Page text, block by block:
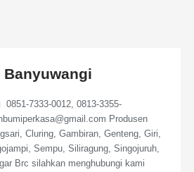
7333-0012, 0813-3355-
Produsen
Cluring, Gambiran, Genteng, Giri,
Sempu, Siliragung, Singojuruh,
Brc silahkan menghubungi kami